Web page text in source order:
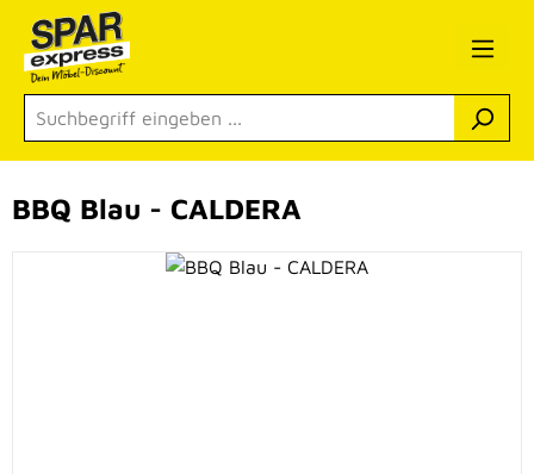
Zum Hauptinhalt springen
Bildergalerie überspringen
BBQ Blau - CALDERA